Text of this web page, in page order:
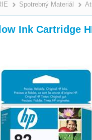
>
Spotrebný Materiál
Ink Cartridge